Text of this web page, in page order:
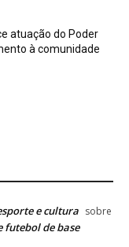
atuação do Poder
à comunidade
e cultura sobre
futebol de base